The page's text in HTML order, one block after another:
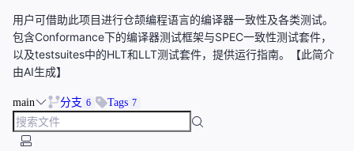
用户可借助此项目进行仓颉编程语言的编译器一致性及各类测试。
包含Conformance下的编译器测试框架与SPEC一致性测试套件，
以及testsuites中的HLT和LLT测试套件，提供运行指南。【此简介
由AI生成】
main 分支 6 Tags 7